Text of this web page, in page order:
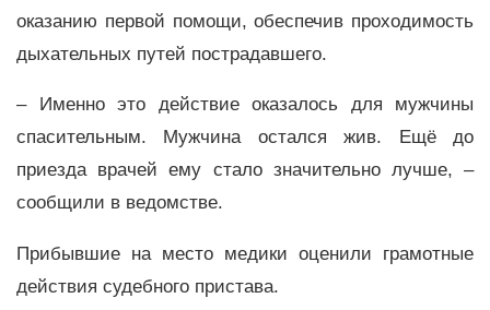
оказанию первой помощи, обеспечив проходимость
дыхательных путей пострадавшего.
– Именно это действие оказалось для мужчины
спасительным. Мужчина остался жив. Ещё до
приезда врачей ему стало значительно лучше, –
сообщили в ведомстве.
Прибывшие на место медики оценили грамотные
действия судебного пристава.